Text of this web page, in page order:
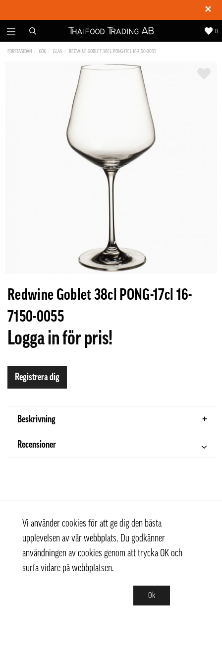
✕
0
FÖRSTASIDAN KÖK GLAS REDWINE GOBLET 38CL PONG-17CL 16-7150-0055
Redwine Goblet 38cl PONG-17cl 16-
7150-0055
Logga in för pris!
Registrera dig
Beskrivning
Recensioner
Vi använder cookies för att ge dig den bästa
upplevelsen av vår webbplats. Du godkänner
användningen av cookies genom att trycka OK och
surfa vidare på webbplatsen.
Ok